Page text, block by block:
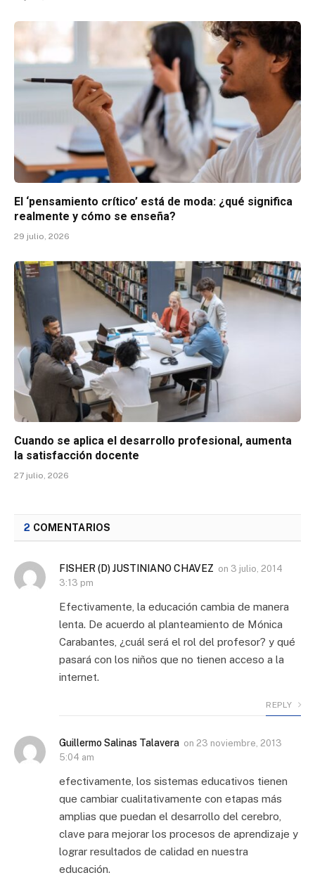
El ‘pensamiento crítico’ está de moda: ¿qué significa
realmente y cómo se enseña?
29 julio, 2026
Cuando se aplica el desarrollo profesional, aumenta
la satisfacción docente
27 julio, 2026
2 COMENTARIOS
FISHER (D) JUSTINIANO CHAVEZ on 3 julio, 2014
3:13 pm
Efectivamente, la educación cambia de manera
lenta. De acuerdo al planteamiento de Mónica
Carabantes, ¿cuál será el rol del profesor? y qué
pasará con los niños que no tienen acceso a la
internet.
REPLY
Guillermo Salinas Talavera on 23 noviembre, 2013
5:04 am
efectivamente, los sistemas educativos tienen
que cambiar cualitativamente con etapas más
amplias que puedan el desarrollo del cerebro,
clave para mejorar los procesos de aprendizaje y
lograr resultados de calidad en nuestra
educación.